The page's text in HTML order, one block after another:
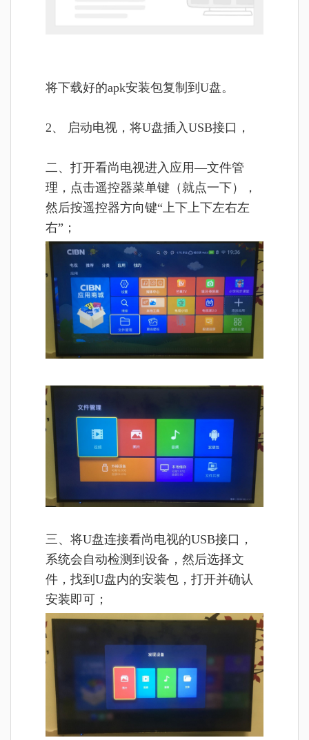
将下载好的apk安装包复制到U盘。
2、 启动电视，将U盘插入USB接口，
二、打开看尚电视进入应用—文件管
理，点击遥控器菜单键（就点一下），
然后按遥控器方向键“上下上下左右左
右”；
三、将U盘连接看尚电视的USB接口，
系统会自动检测到设备，然后选择文
件，找到U盘内的安装包，打开并确认
安装即可；